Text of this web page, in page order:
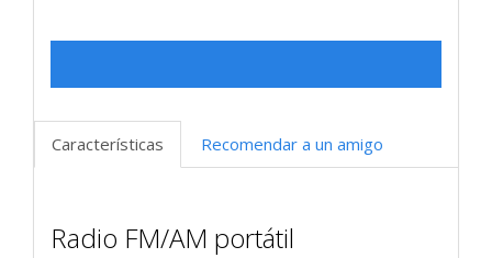
Características Recomendar a un amigo
Radio FM/AM portátil